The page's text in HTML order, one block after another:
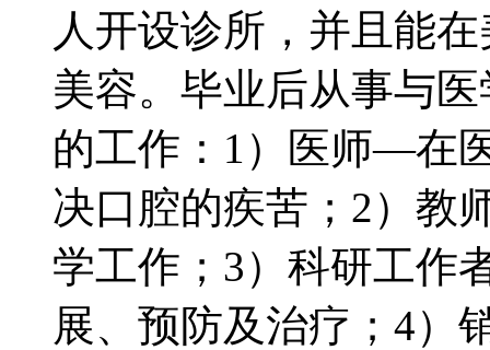
人开设诊所，并且能
美容。毕业后从事与
的工作：1）医师—在
决口腔的疾苦；2）教
学工作；3）科研工作
展、预防及治疗；4）